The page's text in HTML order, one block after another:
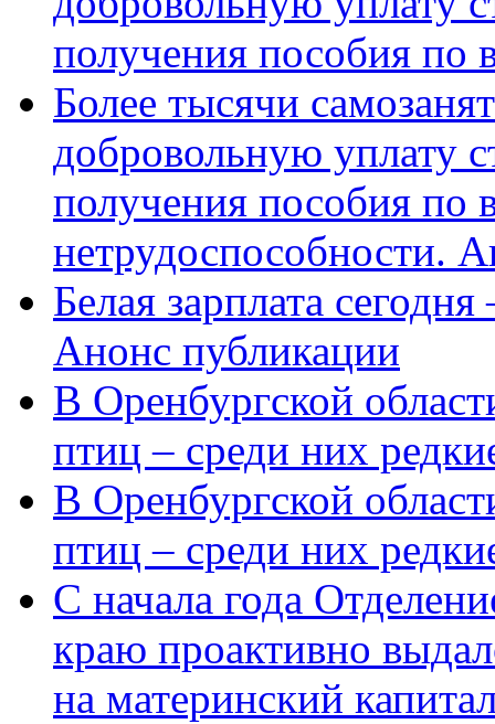
получения пособия по
Более тысячи
добровольную уплату
получения пособия по
нетрудоспособности.
Белая зарплата
Анонс публикации
В Оренбургской
птиц – среди них
В Оренбургской
птиц – среди них
С начала года
краю проактивно
на материнский